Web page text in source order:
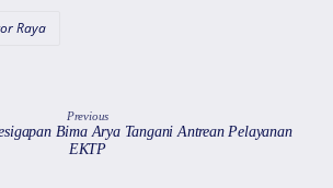
a
Raya
Previous
Bima Arya Tangani Antrean Pelayanan
EKTP